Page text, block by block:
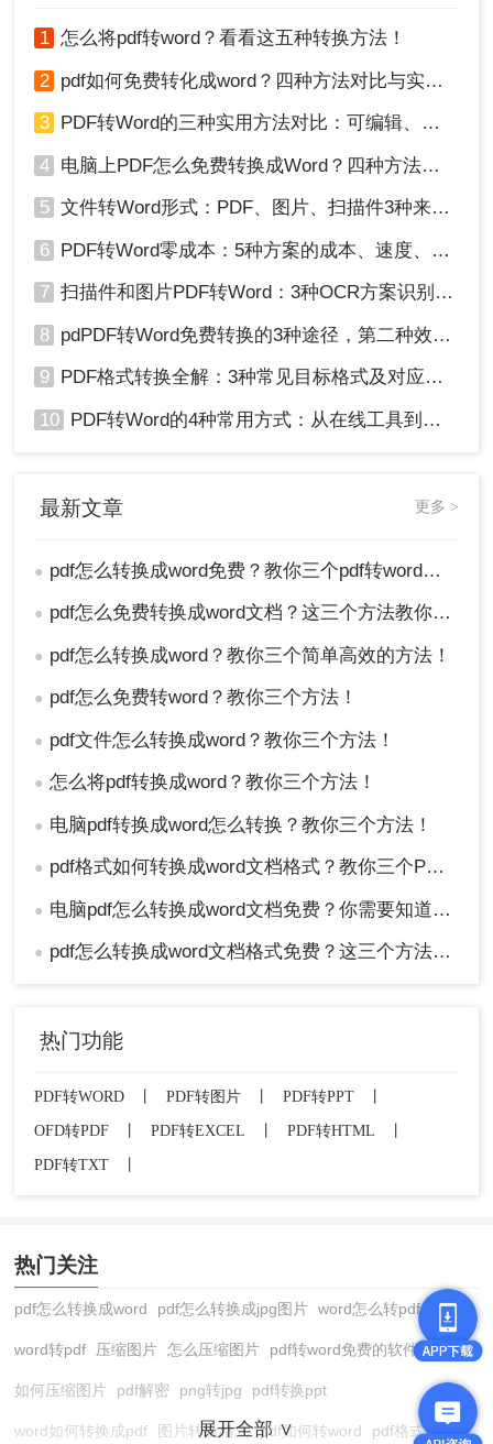
据自己的需要选择转换的方法，如果是大量的扫描版
PDF建议使用方法三进行转换，文字版PDF则三个方
法都可以直接使用！
1 怎么将pdf转word？看看这五种转换方法！
2 pdf如何免费转化成word？四种方法对比与实操指南（附详细表格）
3 PDF转Word的三种实用方法对比：可编辑、保格式、避风险！
4 电脑上PDF怎么免费转换成Word？四种方法对比与实操指南（附详细表格）!
5 文件转Word形式：PDF、图片、扫描件3种来源分别怎么处理！
6 PDF转Word零成本：5种方案的成本、速度、精度对比！
7 扫描件和图片PDF转Word：3种OCR方案识别率实测！
8 pdPDF转Word免费转换的3种途径，第二种效率最高！
9 PDF格式转换全解：3种常见目标格式及对应操作方法！
10 PDF转Word的4种常用方式：从在线工具到桌面软件全梳理！
最新文章 更多 >
● pdf怎么转换成word免费？教你三个pdf转word方法。
● pdf怎么免费转换成word文档？这三个方法教你轻松搞定！
● pdf怎么转换成word？教你三个简单高效的方法！
● pdf怎么免费转word？教你三个方法！
● pdf文件怎么转换成word？教你三个方法！
● 怎么将pdf转换成word？教你三个方法！
● 电脑pdf转换成word怎么转换？教你三个方法！
● pdf格式如何转换成word文档格式？教你三个PDF转换方法！
● 电脑pdf怎么转换成word文档免费？你需要知道这三个方法！
● pdf怎么转换成word文档格式免费？这三个方法让你快速操作！
热门功能
PDF转WORD PDF转图片 PDF转PPT
OFD转PDF
PDF转EXCEL PDF转HTML
PDF转TXT
热门关注
pdf怎么转换成word pdf怎么转换成jpg图片 word怎么转pdf
word转pdf 压缩图片 怎么压缩图片 pdf转word免费的软件
如何压缩图片 pdf解密 png转jpg pdf转换ppt
word如何转换成pdf 图片转换格式 pdf如何转word pdf格式转换
展开全部 ∨